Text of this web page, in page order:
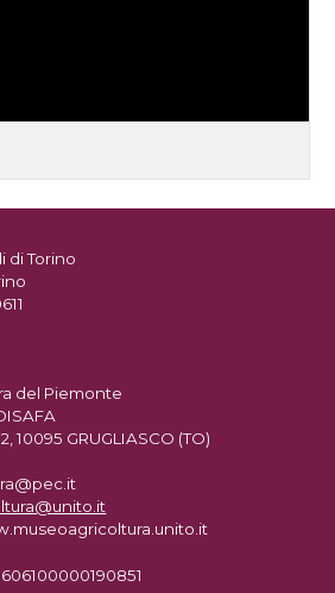
di Torino
del Piemonte
10095 GRUGLIASCO (TO)